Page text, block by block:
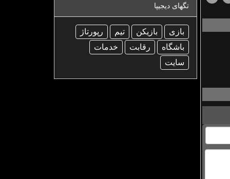
تگهای دیجیپا
بازی بازیكن تیم
رپورتاژ
باشگاه
رقابت
خدمات
سایت